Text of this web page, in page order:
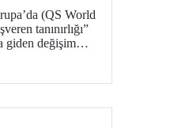
(QS World
tanınırlığı”
giden değişim